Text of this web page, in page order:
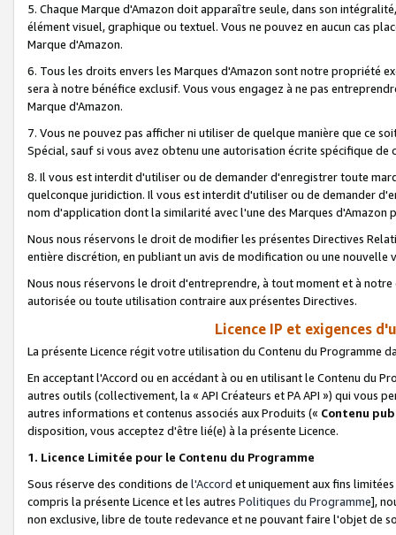
5. Chaque Marque d'Amazon doit apparaître seule, dans son
élément visuel, graphique ou textuel. Vous ne pouvez en aucun cas
Marque d'Amazon.
6. Tous les droits envers les Marques d'Amazon sont notre propriété
sera à notre bénéfice exclusif. Vous vous engagez à ne pas
Marque d'Amazon.
7. Vous ne pouvez pas afficher ni utiliser de quelque manière que ce
Spécial, sauf si vous avez obtenu une autorisation écrite spécifique de
8. Il vous est interdit d'utiliser ou de demander d'enregistrer toute
quelconque juridiction. Il vous est interdit d'utiliser ou de demander
nom d'application dont la similarité avec l'une des Marques
Nous nous réservons le droit de modifier les présentes Directives
entière discrétion, en publiant un avis de modification ou une nouvelle
Nous nous réservons le droit d'entreprendre, à tout moment et à
autorisée ou toute utilisation contraire aux présentes Directives.
Licence IP et exigences
La présente Licence régit votre utilisation du Contenu du Programme
En acceptant l'Accord ou en accédant à ou en utilisant le Contenu du
autres outils (collectivement, la « API Créateurs et PA API ») qui vous
autres informations et contenus associés aux Produits (« Contenu
disposition, vous acceptez d'être lié(e) à la présente Licence.
1. Licence Limitée pour le Contenu du Programme
Sous réserve des conditions de l'Accord et uniquement aux fins
compris la présente Licence et les autres Politiques du Programme],
non exclusive, libre de toute redevance et ne pouvant faire l'objet de